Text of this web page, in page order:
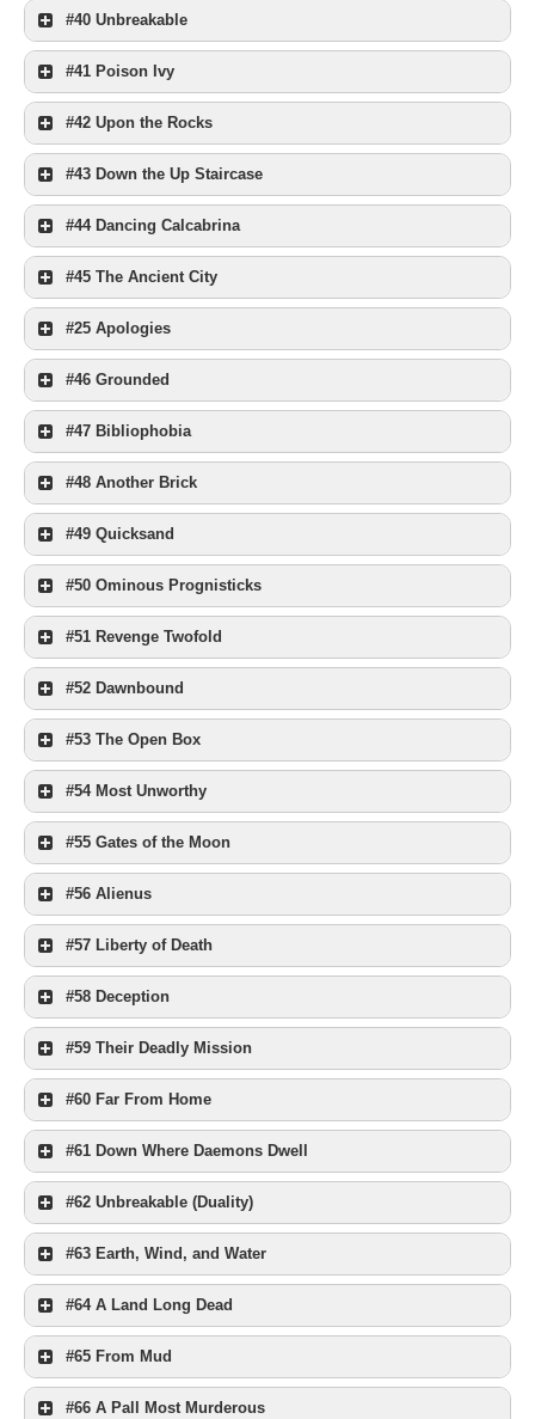
#40 Unbreakable
#41 Poison Ivy
#42 Upon the Rocks
#43 Down the Up Staircase
#44 Dancing Calcabrina
#45 The Ancient City
#25 Apologies
#46 Grounded
#47 Bibliophobia
#48 Another Brick
#49 Quicksand
#50 Ominous Prognisticks
#51 Revenge Twofold
#52 Dawnbound
#53 The Open Box
#54 Most Unworthy
#55 Gates of the Moon
#56 Alienus
#57 Liberty of Death
#58 Deception
#59 Their Deadly Mission
#60 Far From Home
#61 Down Where Daemons Dwell
#62 Unbreakable (Duality)
#63 Earth, Wind, and Water
#64 A Land Long Dead
#65 From Mud
#66 A Pall Most Murderous